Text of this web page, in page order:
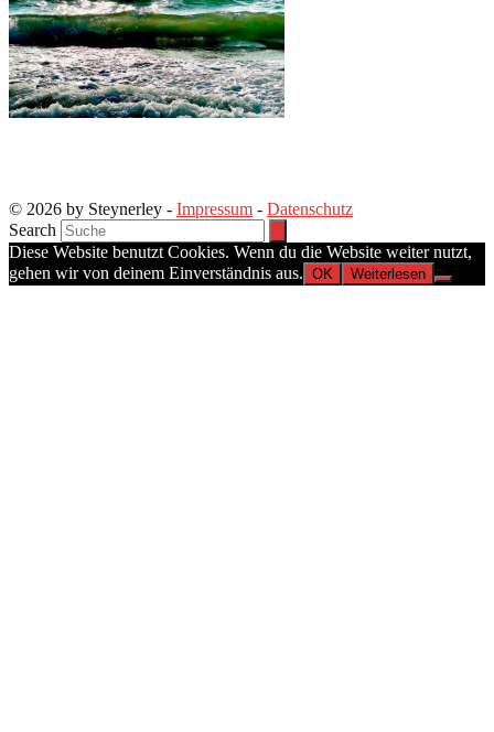
© 2026 by Steynerley - Impressum - Datenschutz
Search
Diese Website benutzt Cookies. Wenn du die Website weiter nutzt,
gehen wir von deinem Einverständnis aus. OK Weiterlesen